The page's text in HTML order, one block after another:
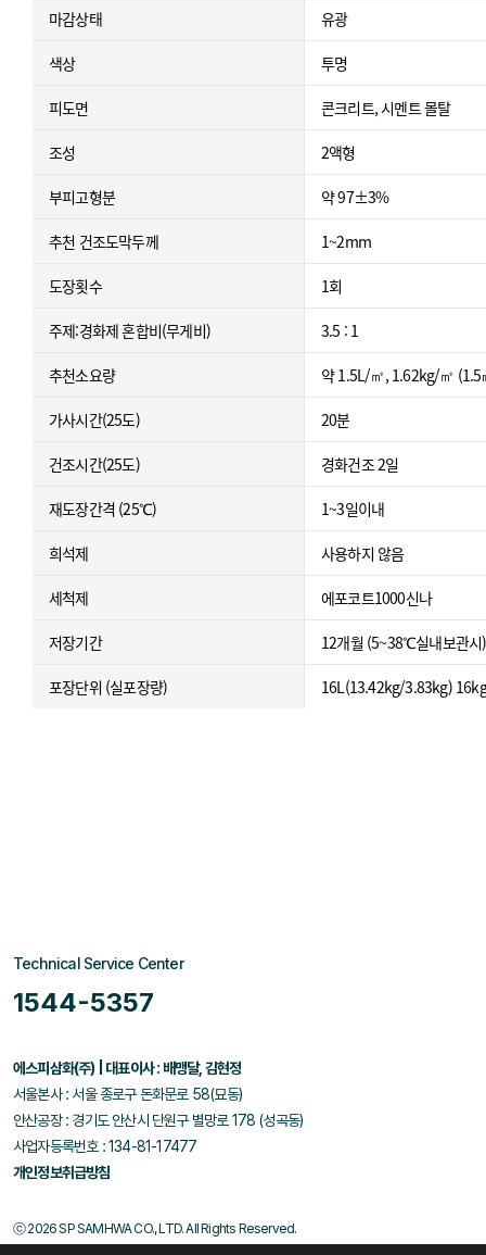
마감상태 유광
색상 투명
피도면 콘크리트, 시멘트 몰탈
조성 2액형
부피고형분 약 97±3%
추천 건조도막두께 1~2mm
도장횟수 1회
주제:경화제 혼합비(무게비) 3.5 : 1
추천소요량 약 1.5L/㎡, 1.62kg/㎡ (1.5
가사시간(25도) 20분
건조시간(25도) 경화건조 2일
재도장간격 (25℃) 1~3일이내
희석제 사용하지 않음
세척제 에포코트1000신나
저장기간 12개월 (5~38℃실내보관시)
포장단위 (실포장량) 16L(13.42kg/3.83kg)
Technical Service Center
1544-5357
에스피삼화(주) | 대표이사 : 배맹달, 김현정
서울본사 : 서울 종로구 돈화문로 58(묘동)
안산공장 : 경기도 안산시 단원구 별망로 178 (성곡동)
사업자등록번호 : 134-81-17477
개인정보취급방침
ⓒ 2026 SP SAMHWA CO., LTD. All Rights Reserved.